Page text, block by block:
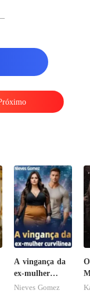
A vingança da
ex-mulher
curvilínea
Nieves Gomez